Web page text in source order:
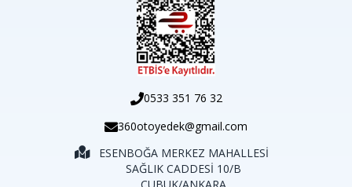
0533 351 76 32
360otoyedek@gmail.com
ESENBOĞA MERKEZ MAHALLESİ
SAĞLIK CADDESİ 10/B